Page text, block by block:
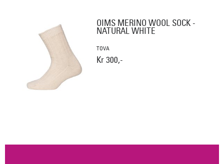
OIMS MERINO WOOL SOCK -
NATURAL WHITE
TOVA
Kr 300,-